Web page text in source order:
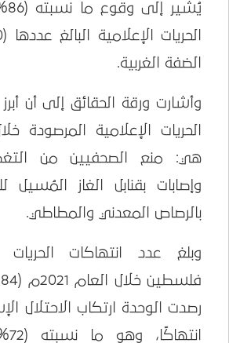
الضفة الغربية.
وأشارت ورقة الحقائق إلى أن
الحريات الإعلامية المرصودة
هي: منع الصحفيين من
وإصابات بقنابل الغاز المُسيل
بالرصاص المعدني والمطاطي.
وبلغ عدد انتهاكات الحريات